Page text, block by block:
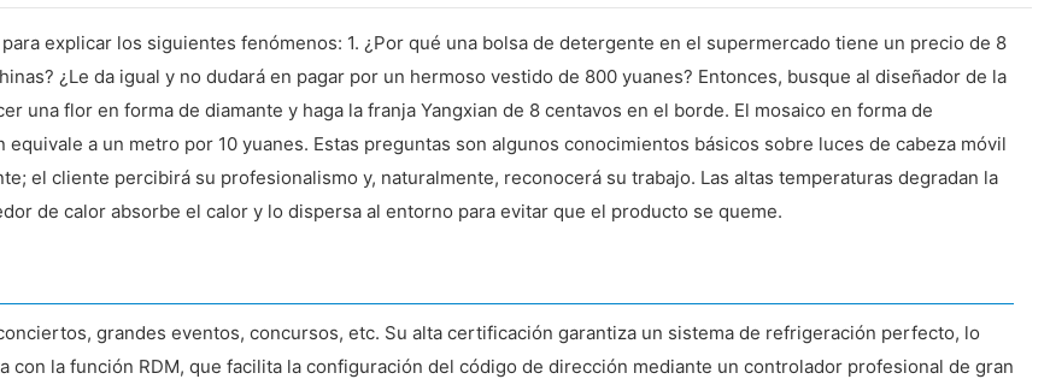
explicar los siguientes fenómenos: 1. ¿Por qué una bolsa de detergente en el supermercado tiene un precio de 8
¿Le da igual y no dudará en pagar por un hermoso vestido de 800 yuanes? Entonces, busque al diseñador de la
una flor en forma de diamante y haga la franja Yangxian de 8 centavos en el borde. El mosaico en forma de
a un metro por 10 yuanes. Estas preguntas son algunos conocimientos básicos sobre luces de cabeza móvil
el cliente percibirá su profesionalismo y, naturalmente, reconocerá su trabajo. Las altas temperaturas degradan la
de calor absorbe el calor y lo dispersa al entorno para evitar que el producto se queme.
grandes eventos, concursos, etc. Su alta certificación garantiza un sistema de refrigeración perfecto, lo
con la función RDM, que facilita la configuración del código de dirección mediante un controlador profesional de gran